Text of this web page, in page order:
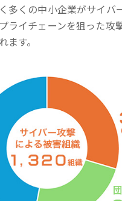
多くの中小企業がサイ
ライチェーンを狙った
す。